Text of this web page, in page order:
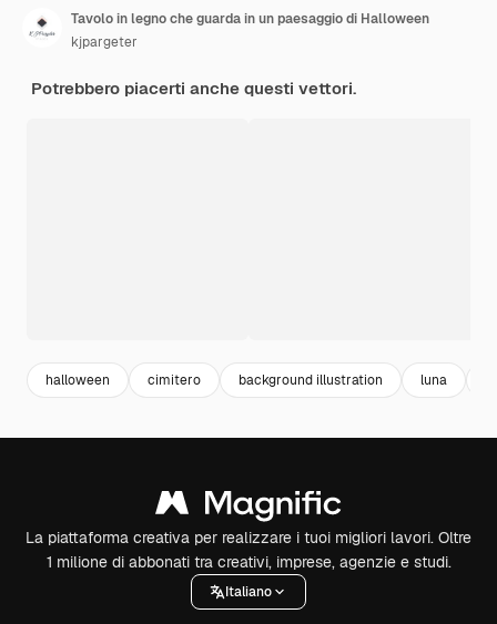
Tavolo in legno che guarda in un paesaggio di Halloween
kjpargeter
Potrebbero piacerti anche questi vettori.
halloween cimitero background illustration luna
La piattaforma creativa per realizzare i tuoi migliori lavori. Oltre
1 milione di abbonati tra creativi, imprese, agenzie e studi.
Italiano